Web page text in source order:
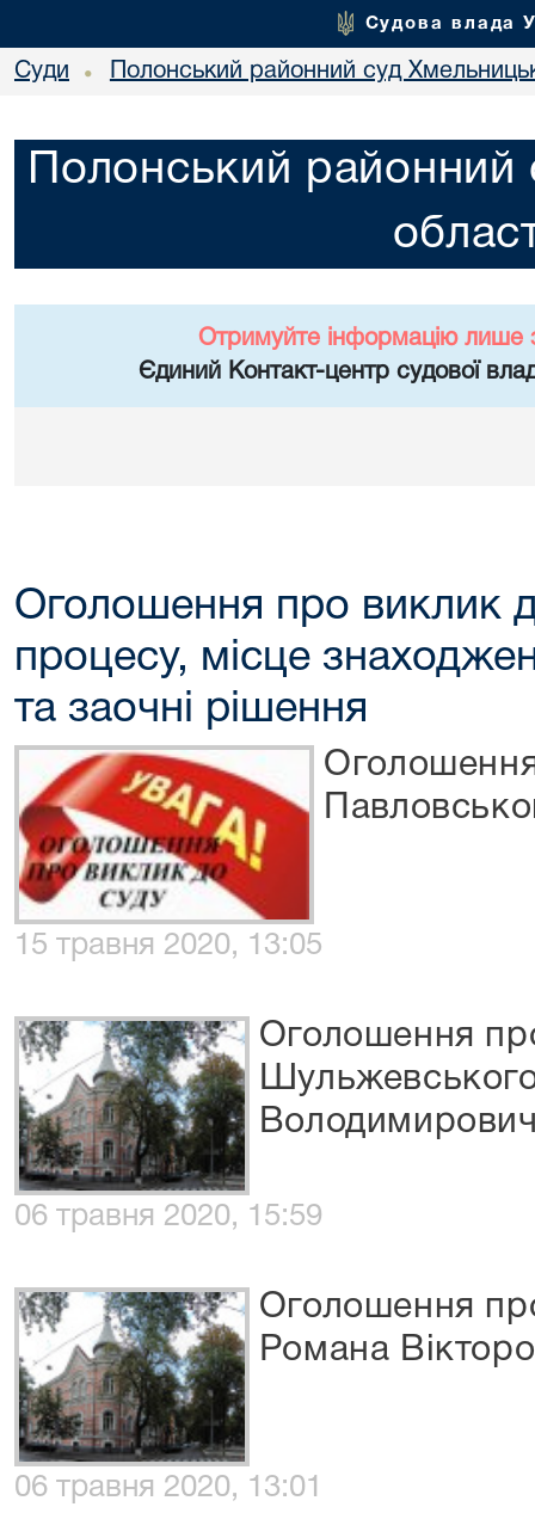
Судова влада
Суди • Полонський районний суд
Полонський районний
Отримуйте інформацію лише
Єдиний Контакт-центр судової
Оголошення про виклик
процесу, місце
та заочні рішення
15 травня 2020, 13:05
Оголошення
06 травня 2020, 15:59
Оголошення
Романа
06 травня 2020, 13:01